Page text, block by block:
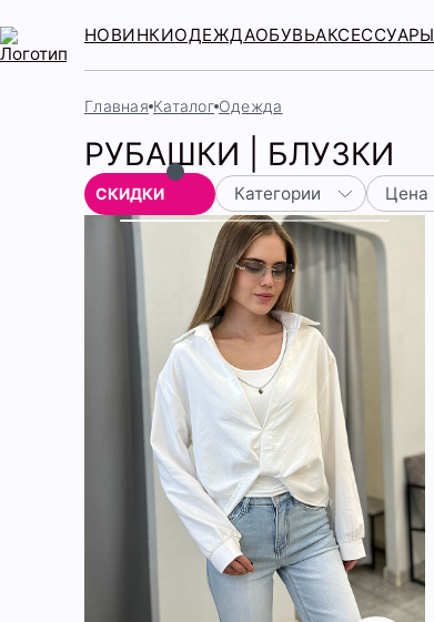
НОВИНКИОДЕЖДАОБУВЬАКСЕССУАРЫ
Главная Каталог Одежда
РУБАШКИ | БЛУЗКИ
СКИДКИ Категории Цена